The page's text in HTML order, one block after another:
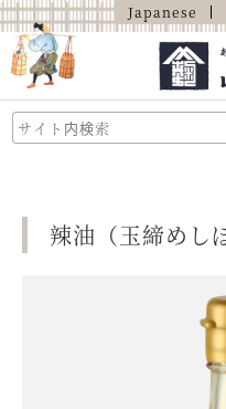
Japanese
山中油店的介紹
商品介紹辣油（玉締めし